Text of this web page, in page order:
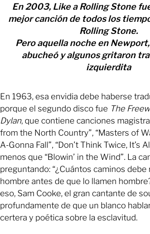
En 2003, Like a Rolling Stone
mejor canción de todos los
Rolling Stone.
Pero aquella noche en
abucheó y algunos gritaron
izquierdita
En 1963, esa envidia debe haberse
porque el segundo disco fue The
Dylan, que contiene canciones
from the North Country”, “Masters of
A-Gonna Fall”, “Don’t Think Twice, It’s
menos que “Blowin’ in the Wind”. La
preguntando: “¿Cuántos caminos debe
hombre antes de que lo llamen
eso, Sam Cooke, el gran cantante de
profundamente de que un blanco
certera y poética sobre la esclavitud.